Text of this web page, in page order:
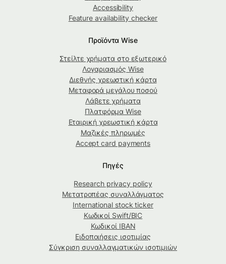
Accessibility
Feature availability checker
Προϊόντα Wise
Στείλτε χρήματα στο εξωτερικό
Λογαριασμός Wise
Διεθνής χρεωστική κάρτα
Μεταφορά μεγάλου ποσού
Λάβετε χρήματα
Πλατφόρμα Wise
Εταιρική χρεωστική κάρτα
Μαζικές πληρωμές
Accept card payments
Πηγές
Research privacy policy
Μετατροπέας συναλλάγματος
International stock ticker
Κωδικοί Swift/BIC
Κωδικοί IBAN
Ειδοποιήσεις ισοτιμίας
Σύγκριση συναλλαγματικών ισοτιμιών